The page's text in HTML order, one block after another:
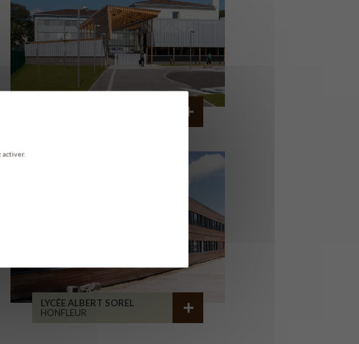
activer.
LYCÉE ALBERT SOREL
HONFLEUR